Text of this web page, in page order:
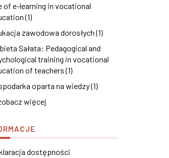
of e-learning in vocational
(1)
zawodowa dorosłych (1)
Sałata: Pedagogical and
training in vocational
of teachers (1)
oparta na wiedzy (1)
więcej
dostępności